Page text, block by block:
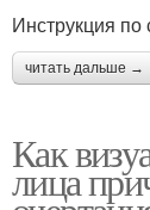
Инструкция по
читать дальше →
Как
лица